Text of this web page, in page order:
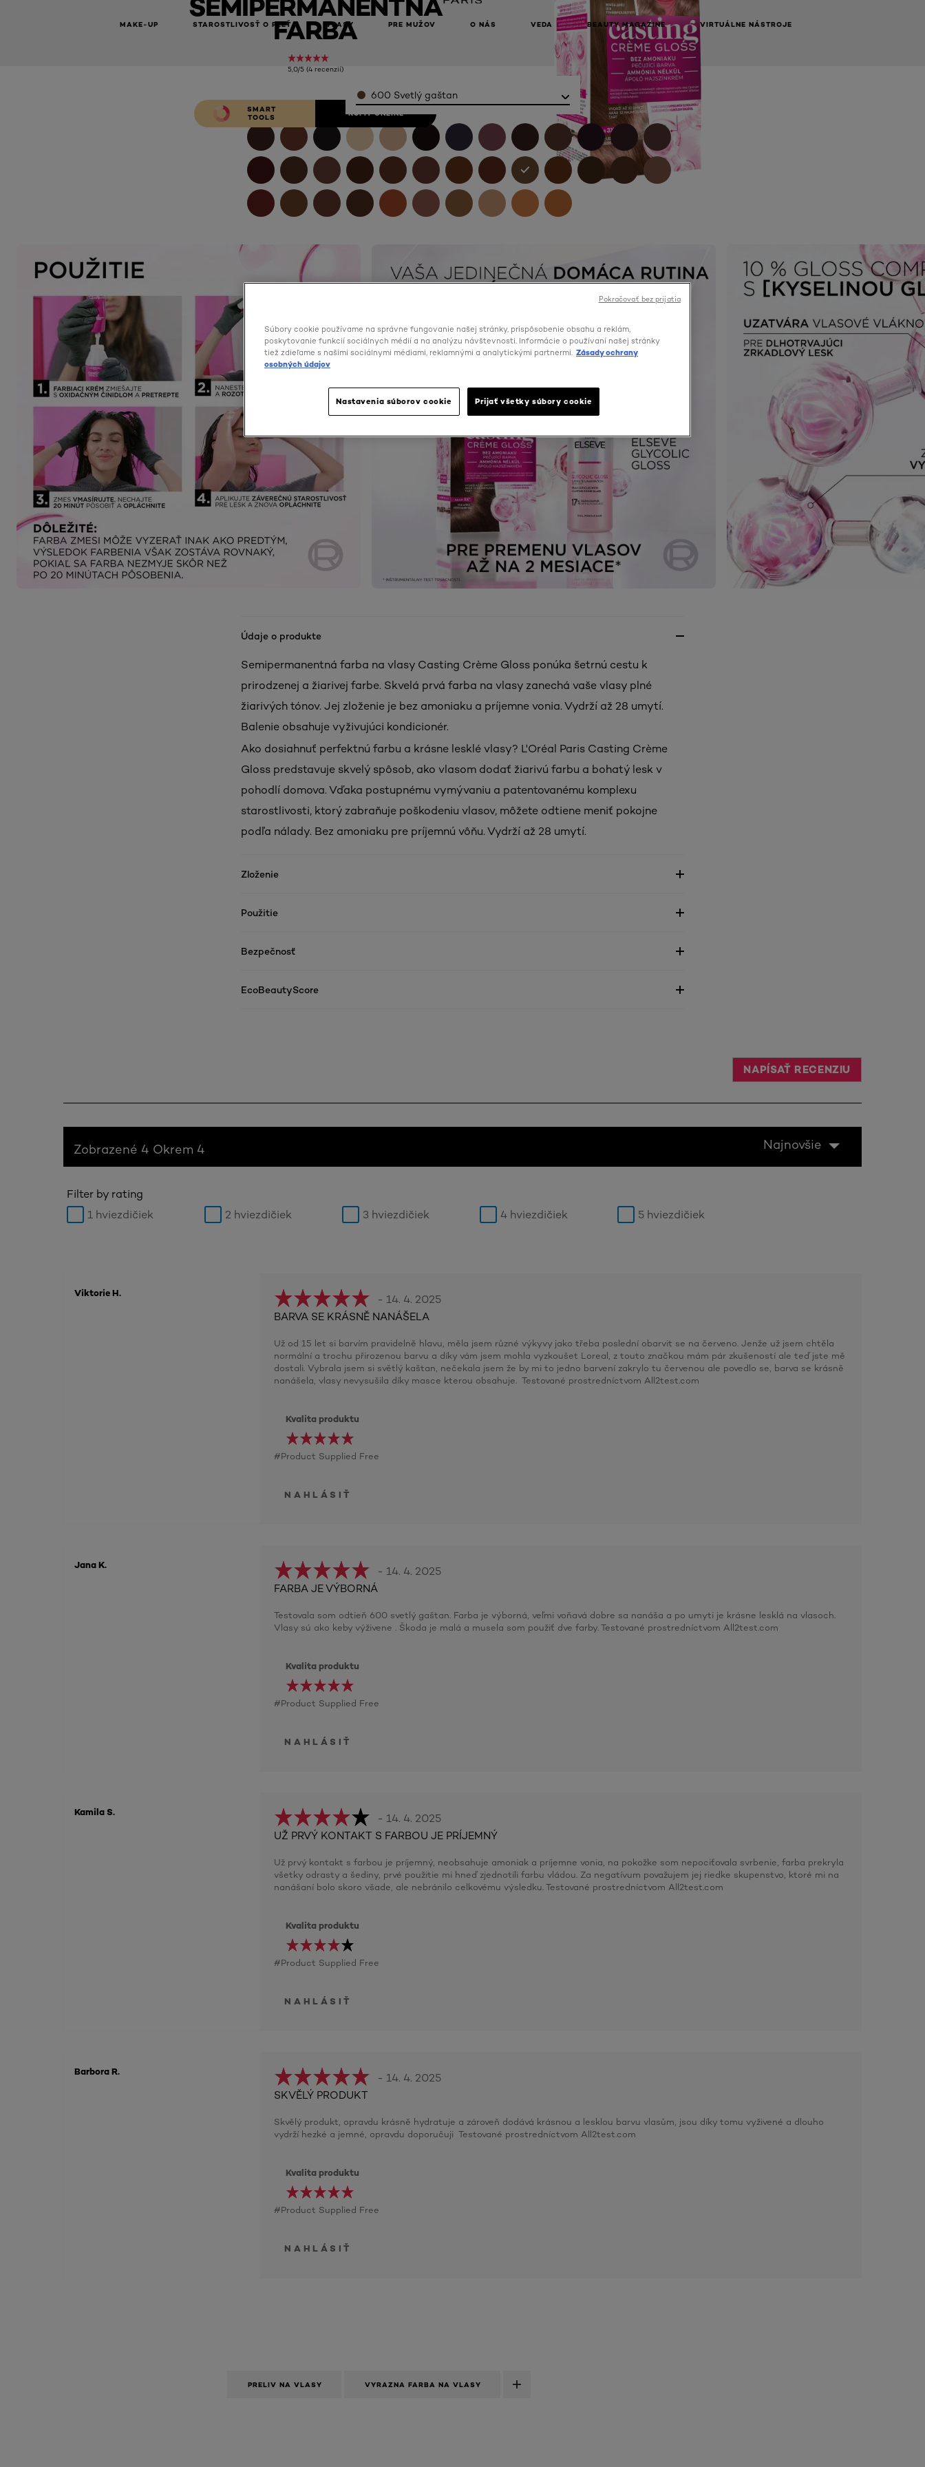
MAKE-UP STAROSTLIVOSŤ O PLEŤ VLASY PRE MUŽOV O NÁS VEDA BEAUTY MAGAZINE VIRTUÁLNE NÁSTROJE
FARBA
5,0/5 (4 recenzií)
SMART
TOOLS
KÚPIŤ ONLINE
Color600 Svetlý gaštan
Údaje o produkte
Semipermanentná farba na vlasy Casting Crème Gloss ponúka šetrnú cestu k
prirodzenej a žiarivej farbe. Skvelá prvá farba na vlasy zanechá vaše vlasy plné
žiarivých tónov. Jej zloženie je bez amoniaku a príjemne vonia. Vydrží až 28 umytí.
Balenie obsahuje vyživujúci kondicionér.
Ako dosiahnuť perfektnú farbu a krásne lesklé vlasy? L'Oréal Paris Casting Crème
Gloss predstavuje skvelý spôsob, ako vlasom dodať žiarivú farbu a bohatý lesk v
pohodlí domova. Vďaka postupnému vymývaniu a patentovanému komplexu
starostlivosti, ktorý zabraňuje poškodeniu vlasov, môžete odtiene meniť pokojne
podľa nálady. Bez amoniaku pre príjemnú vôňu. Vydrží až 28 umytí.
Zloženie
Použitie
Bezpečnosť
EcoBeautyScore
NAPÍSAŤ RECENZIU
Zobrazené 4 Okrem 4 Najnovšie
Filter by rating
1 hviezdičiek
2 hviezdičiek 3 hviezdičiek 4 hviezdičiek 5 hviezdičiek
Viktorie H. - 14. 4. 2025
BARVA SE KRÁSNĚ NANÁŠELA
Už od 15 let si barvím pravidelně hlavu, měla jsem různé výkyvy jako třeba poslední obarvit se na červeno. Jenže už jsem chtěla
normální a trochu přirozenou barvu a díky vám jsem mohla vyzkoušet Loreal, z touto značkou mám pár zkušeností ale teď jste mě
dostali. Vybrala jsem si světlý kaštan, nečekala jsem že by mi to jedno barvení zakrylo tu červenou ale povedlo se, barva se krásně
nanášela, vlasy nevysušila díky masce kterou obsahuje. Testované prostredníctvom All2test.com
Kvalita produktu
#Product Supplied Free
NAHLÁSIŤ
Jana K. - 14. 4. 2025
FARBA JE VÝBORNÁ
Testovala som odtieň 600 svetlý gaštan. Farba je výborná, veľmi voňavá dobre sa nanáša a po umyti je krásne lesklá na vlasoch.
Vlasy sú ako keby výživene . Škoda je malá a musela som použiť dve farby. Testované prostredníctvom All2test.com
Kvalita produktu
#Product Supplied Free
NAHLÁSIŤ
Kamila S. - 14. 4. 2025
UŽ PRVÝ KONTAKT S FARBOU JE PRÍJEMNÝ
Už prvý kontakt s farbou je príjemný, neobsahuje amoniak a príjemne vonia, na pokožke som nepociťovala svrbenie, farba prekryla
všetky odrasty a šediny, prvé použitie mi hneď zjednotili farbu vládou. Za negatívum považujem jej riedke skupenstvo, ktoré mi na
nanášaní bolo skoro všade, ale nebránilo celkovému výsledku. Testované prostredníctvom All2test.com
Kvalita produktu
#Product Supplied Free
NAHLÁSIŤ
Barbora R. - 14. 4. 2025
SKVĚLÝ PRODUKT
Skvělý produkt, opravdu krásně hydratuje a zároveň dodává krásnou a lesklou barvu vlasům, jsou díky tomu vyživené a dlouho
vydrží hezké a jemné, opravdu doporučuji Testované prostredníctvom All2test.com
Kvalita produktu
#Product Supplied Free
NAHLÁSIŤ
PRELIV NA VLASY VYRAZNA FARBA NA VLASY
Súbory cookie používame na správne fungovanie našej stránky, prispôsobenie obsahu a reklám,
poskytovanie funkcií sociálnych médií a na analýzu návštevnosti. Informácie o používaní našej stránky
tiež zdieľame s našimi sociálnymi médiami, reklamnými a analytickými partnermi. Zásady ochrany
osobných údajov
Nastavenia súborov cookie Prijať všetky súbory cookie
Pokračovať bez prijatia